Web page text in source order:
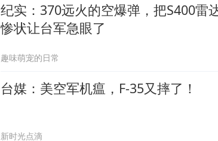
纪实：370远火的空爆弹，把S400雷
惨状让台军急眼了
趣味萌宠的日常
台媒：美空军机瘟，F-35又摔了！
新时光点滴